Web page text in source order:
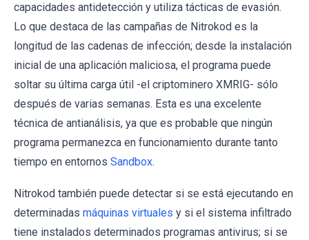
capacidades antidetección y utiliza tácticas de evasión.
Lo que destaca de las campañas de Nitrokod es la
longitud de las cadenas de infección; desde la instalación
inicial de una aplicación maliciosa, el programa puede
soltar su última carga útil -el criptominero XMRIG- sólo
después de varias semanas. Esta es una excelente
técnica de antianálisis, ya que es probable que ningún
programa permanezca en funcionamiento durante tanto
tiempo en entornos Sandbox.
Nitrokod también puede detectar si se está ejecutando en
determinadas máquinas virtuales y si el sistema infiltrado
tiene instalados determinados programas antivirus; si se